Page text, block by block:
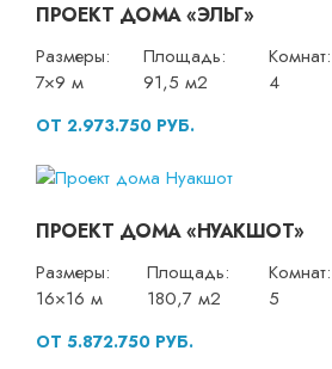
ПРОЕКТ ДОМА «ЭЛЬГ»
Размеры:
7×9 м
Площадь:
91,5 м2
Комнат:
4
ОТ 2.973.750 РУБ.
ПРОЕКТ ДОМА «НУАКШОТ»
Размеры:
16×16 м
Площадь:
180,7 м2
Комнат:
5
ОТ 5.872.750 РУБ.